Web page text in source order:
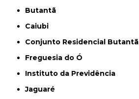
Butantã
Caiubi
Conjunto Residencial Butantã
Freguesia do Ó
Instituto da Previdência
Jaguaré